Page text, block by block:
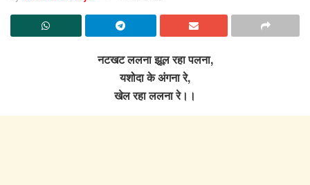
नटखट ललना झूल रहा पलना,
यशोदा के अंगना रे,
खेल रहा ललना रे।।